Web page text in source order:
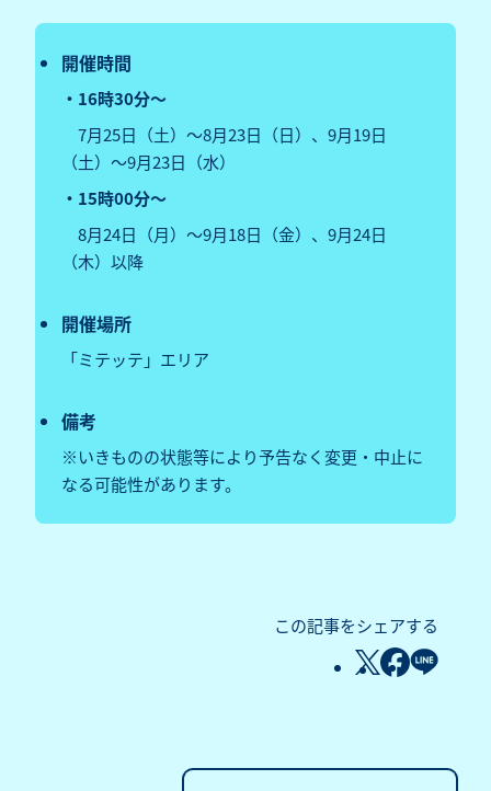
開催時間
・16時30分～
7月25日（土）～8月23日（日）、9月19日
（土）～9月23日（水）
・15時00分～
8月24日（月）～9月18日（金）、9月24日
（木）以降
開催場所
「ミテッテ」エリア
備考
※いきものの状態等により予告なく変更・中止に
なる可能性があります。
この記事をシェアする